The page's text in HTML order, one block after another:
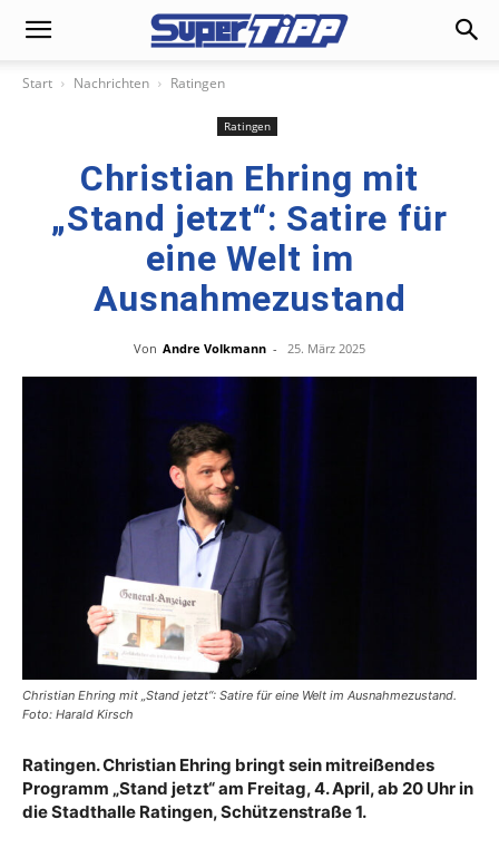
Start Nachrichten Ratingen
Ratingen
Christian Ehring mit
„Stand jetzt“: Satire für
eine Welt im
Ausnahmezustand
Von Andre Volkmann - 25. März 2025
Christian Ehring mit „Stand jetzt“: Satire für eine Welt im Ausnahmezustand.
Foto: Harald Kirsch
Ratingen. Christian Ehring bringt sein mitreißendes
Programm „Stand jetzt“ am Freitag, 4. April, ab 20 Uhr in
die Stadthalle Ratingen, Schützenstraße 1.